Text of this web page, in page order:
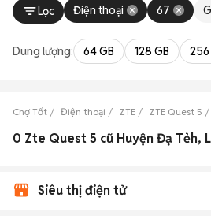
Lọc Điện thoại 67
Dung lượng: 64 GB 128 GB 256
Chợ Tốt Điện thoại ZTE ZTE Quest 5
0 Zte Quest 5 cũ Huyện Đạ Tẻh,
Siêu thị điện tử